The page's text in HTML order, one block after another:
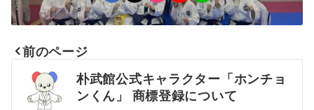
稿
前のページ
朴武館公式キャラクター「ホンチョ
ンくん」 商標登録について